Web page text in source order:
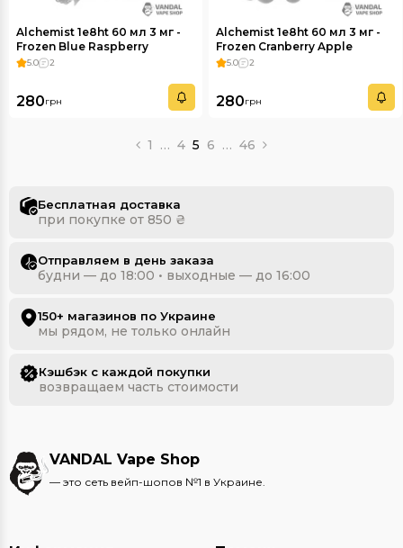
Alchemist 1e8ht 60 мл 3 мг -
Frozen Blue Raspberry
5.0 2
280грн
Alchemist 1e8ht 60 мл 3 мг -
Frozen Cranberry Apple
5.0 2
280грн
1 … 4 5 6 … 46
Бесплатная доставка
при покупке от 850 ₴
Отправляем в день заказа
будни — до 18:00 • выходные — до 16:00
150+ магазинов по Украине
мы рядом, не только онлайн
Кэшбэк с каждой покупки
возвращаем часть стоимости
VANDAL Vape Shop
— это сеть вейп-шопов №1 в Украине.